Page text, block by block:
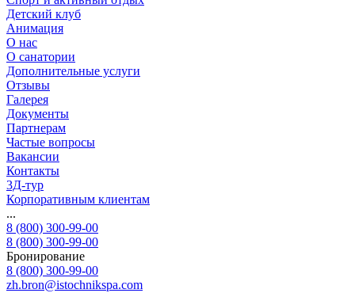
Детский клуб
Анимация
О нас
О санатории
Дополнительные услуги
Отзывы
Галерея
Документы
Партнерам
Частые вопросы
Вакансии
Контакты
3Д-тур
Корпоративным клиентам
...
8 (800) 300-99-00
8 (800) 300-99-00
Бронирование
8 (800) 300-99-00
zh.bron@istochnikspa.com